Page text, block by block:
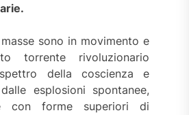
sono in movimento e
torrente rivoluzionario
della coscienza e
esplosioni spontanee,
con forme superiori di